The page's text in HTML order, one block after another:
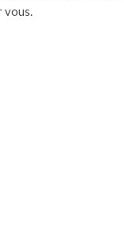
vous.